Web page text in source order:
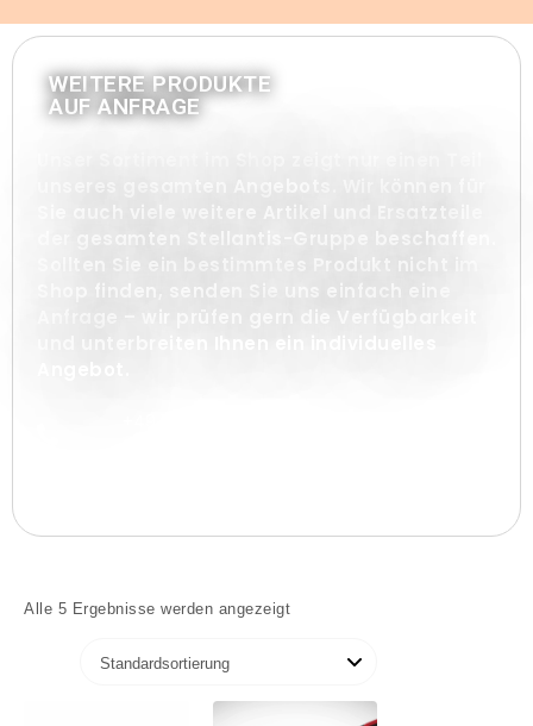
WEITERE PRODUKTE
AUF ANFRAGE
Alle 5 Ergebnisse werden angezeigt